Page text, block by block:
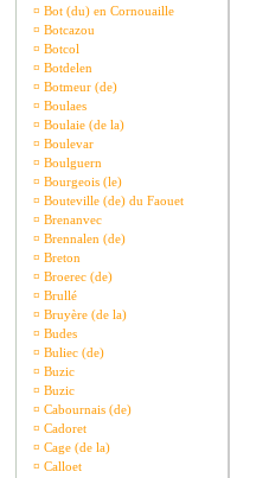
¤ Bot (du) en Cornouaille
¤ Botcazou
¤ Botcol
¤ Botdelen
¤ Botmeur (de)
¤ Boulaes
¤ Boulaie (de la)
¤ Boulevar
¤ Boulguern
¤ Bourgeois (le)
¤ Bouteville (de) du Faouet
¤ Brenanvec
¤ Brennalen (de)
¤ Breton
¤ Broerec (de)
¤ Brullé
¤ Bruyère (de la)
¤ Budes
¤ Buliec (de)
¤ Buzic
¤ Buzic
¤ Cabournais (de)
¤ Cadoret
¤ Cage (de la)
¤ Calloet